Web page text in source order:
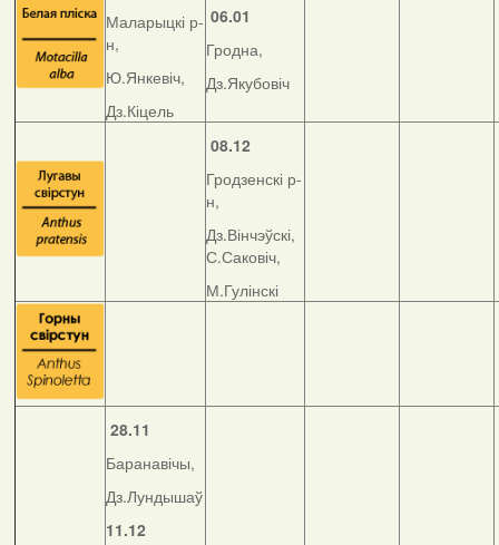
Маларыцкі р-
н,
Ю.Янкевіч,
Дз.Кіцель
06.01
Гродна,
Дз.Якубовіч
08.12
Гродзенскі р-
н,
Дз.Вінчэўскі,
С.Саковіч,
М.Гулінскі
28.11
Баранавічы,
Дз.Лундышаў
11.12